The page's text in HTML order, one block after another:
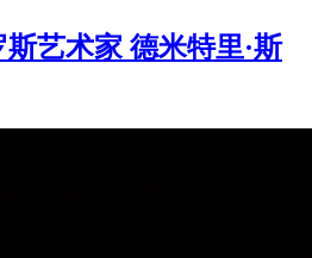
艺术家 德米特里·斯